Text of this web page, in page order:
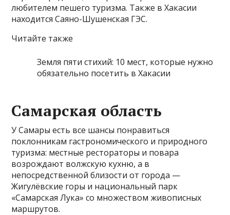
любителем пешего туризма. Также в Хакасии
находится Саяно-Шушенская ГЭС.
Читайте также
Земля пяти стихий: 10 мест, которые нужно
обязательно посетить в Хакасии
Самарская область
У Самары есть все шансы понравиться
поклонникам гастрономического и природного
туризма: местные рестораторы и повара
возрождают волжскую кухню, а в
непосредственной близости от города —
Жигулёвские горы и национальный парк
«Самарская Лука» со множеством живописных
маршрутов.